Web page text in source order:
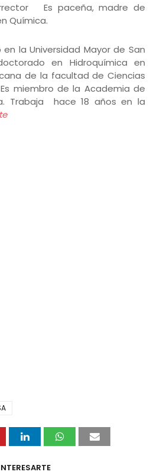
Es paceña, madre de
Química.
la Universidad Mayor de San
en Hidroquímica en
de la facultad de Ciencias
miembro de la Academia de
Trabaja hace 18 años en la